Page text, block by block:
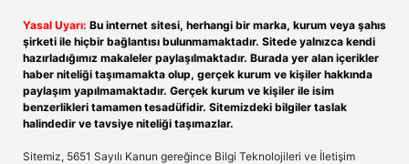
Yasal Uyarı: Bu internet sitesi, herhangi bir marka, kurum veya şahıs
şirketi ile hiçbir bağlantısı bulunmamaktadır. Sitede yalnızca kendi
hazırladığımız makaleler paylaşılmaktadır. Burada yer alan içerikler
haber niteliği taşımamakta olup, gerçek kurum ve kişiler hakkında
paylaşım yapılmamaktadır. Gerçek kurum ve kişiler ile isim
benzerlikleri tamamen tesadüfidir. Sitemizdeki bilgiler taslak
halindedir ve tavsiye niteliği taşımazlar.
Sitemiz, 5651 Sayılı Kanun gereğince Bilgi Teknolojileri ve İletişim